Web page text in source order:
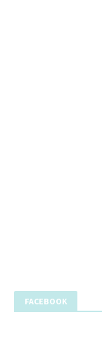
FACEBOOK